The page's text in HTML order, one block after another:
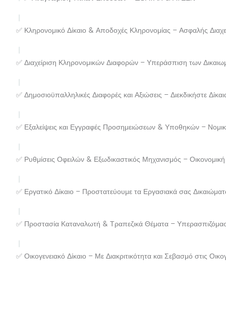
✅ Κληρονομικό Δίκαιο & Αποδοχές Κληρονομίας – Ασφαλής
✅ Διαχείριση Κληρονομικών Διαφορών – Υπεράσπιση των
✅ Δημοσιοϋπαλληλικές Διαφορές και Αξιώσεις – Διεκδικήστε
✅ Εξαλείψεις και Εγγραφές Προσημειώσεων & Υποθηκών –
✅ Ρυθμίσεις Οφειλών & Εξωδικαστικός Μηχανισμός –
✅ Εργατικό Δίκαιο – Προστατεύουμε τα Εργασιακά σας
✅ Προστασία Καταναλωτή & Τραπεζικά Θέματα –
✅ Οικογενειακό Δίκαιο – Με Διακριτικότητα και Σεβασμό στις